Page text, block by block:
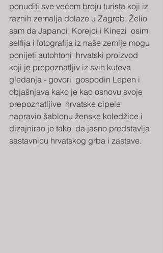
ponuditi sve većem broju turista koji iz
raznih zemalja dolaze u Zagreb. Želio
sam da Japanci, Korejci i Kinezi  osim
selfija i fotografija iz naše zemlje mogu
ponijeti autohtoni  hrvatski proizvod
koji je prepoznatljiv iz svih kuteva
gledanja - govori  gospodin Lepen i
objašnjava kako je kao osnovu svoje
prepoznatljive  hrvatske cipele
napravio šablonu ženske koledžice i
dizajnirao je tako  da jasno predstavlja
sastavnicu hrvatskog grba i zastave.